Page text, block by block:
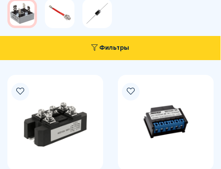
Фильтры